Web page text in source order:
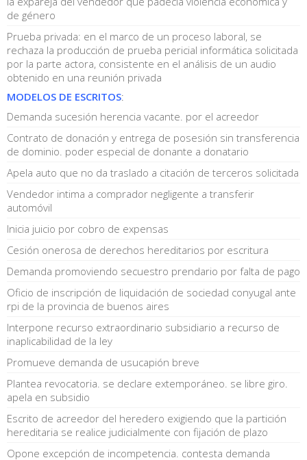
de género
Prueba privada: en el marco de un proceso laboral, se
rechaza la producción de prueba pericial informática solicitada
por la parte actora, consistente en el análisis de un audio
obtenido en una reunión privada
MODELOS DE ESCRITOS:
Demanda sucesión herencia vacante. por el acreedor
Contrato de donación y entrega de posesión sin transferencia
de dominio. poder especial de donante a donatario
Apela auto que no da traslado a citación de terceros solicitada
Vendedor intima a comprador negligente a transferir
automóvil
Inicia juicio por cobro de expensas
Cesión onerosa de derechos hereditarios por escritura
Demanda promoviendo secuestro prendario por falta de pago
Oficio de inscripción de liquidación de sociedad conyugal ante
rpi de la provincia de buenos aires
Interpone recurso extraordinario subsidiario a recurso de
inaplicabilidad de la ley
Promueve demanda de usucapión breve
Plantea revocatoria. se declare extemporáneo. se libre giro.
apela en subsidio
Escrito de acreedor del heredero exigiendo que la partición
hereditaria se realice judicialmente con fijación de plazo
Opone excepción de incompetencia. contesta demanda